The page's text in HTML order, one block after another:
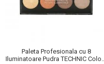
Paleta Profesionala cu 8
Iluminatoare Pudra TECHNIC Colour